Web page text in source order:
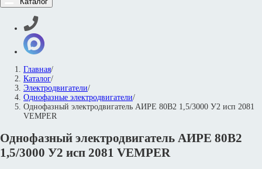
Главная/
Каталог/
Электродвигатели/
Однофазные электродвигатели/
Однофазный электродвигатель АИРЕ 80B2 1,5/3000 У2 исп 2081
VEMPER
Однофазный электродвигатель АИРЕ 80B2
1,5/3000 У2 исп 2081 VEMPER